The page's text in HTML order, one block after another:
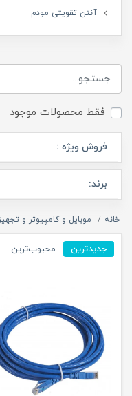
آنتن تقویتی مودم
فقط محصولات موجود
فروش ویژه :
برند:
خانه موبایل و کامپیوتر و
جدیدترین محبوب‌ترین